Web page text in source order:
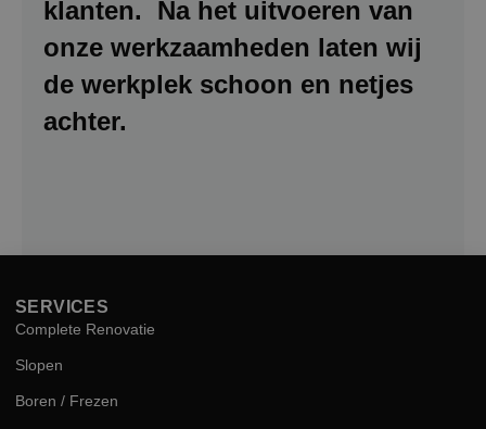
klanten. Na het uitvoeren van
onze werkzaamheden laten wij
de werkplek schoon en netjes
achter.
SERVICES
Complete Renovatie
Slopen
Boren / Frezen